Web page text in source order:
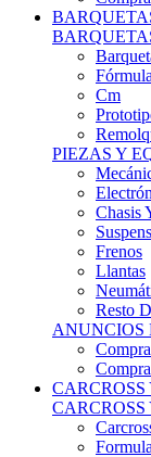
Cm
PIEZAS Y
Chasis
Frenos
Llantas
Resto
ANUNCIOS
CARCROSS